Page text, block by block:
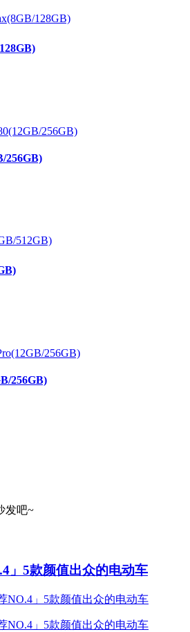
256GB)
256GB)
发吧~
」5款颜值出众的电动车